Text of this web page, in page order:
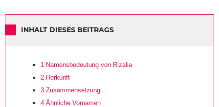
INHALT DIESES BEITRAGS
1 Namensbedeutung von Rizalia
2 Herkunft
3 Zusammensetzung
4 Ähnliche Vornamen